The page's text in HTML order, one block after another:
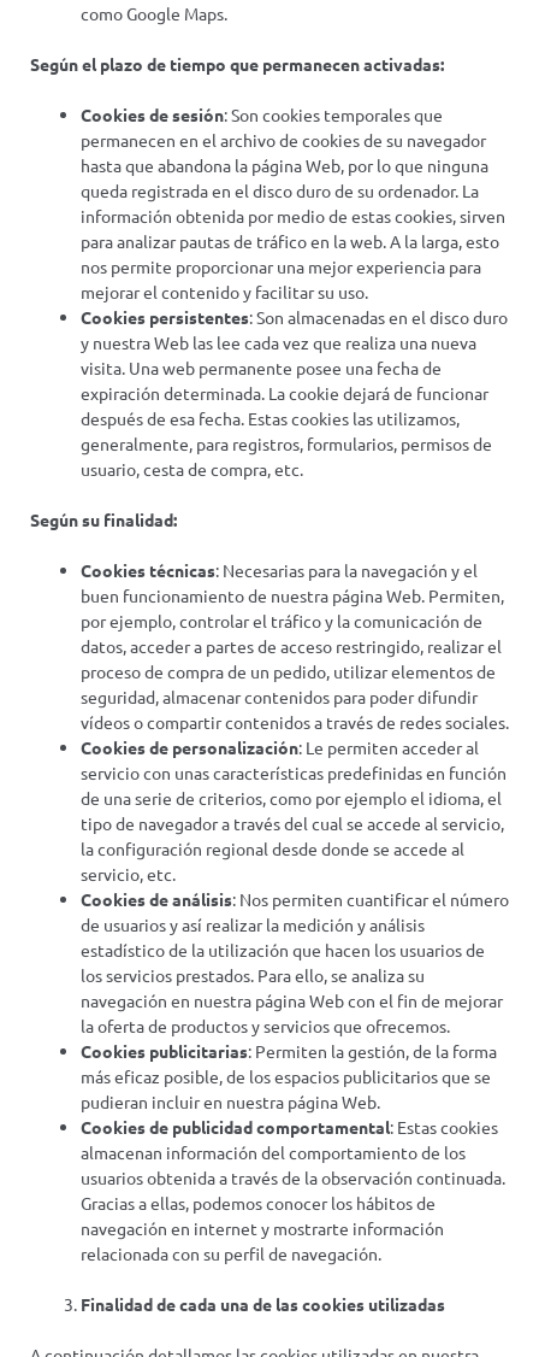
como Google Maps.
Según el plazo de tiempo que permanecen activadas:
Cookies de sesión: Son cookies temporales que
permanecen en el archivo de cookies de su navegador
hasta que abandona la página Web, por lo que ninguna
queda registrada en el disco duro de su ordenador. La
información obtenida por medio de estas cookies, sirven
para analizar pautas de tráfico en la web. A la larga, esto
nos permite proporcionar una mejor experiencia para
mejorar el contenido y facilitar su uso.
Cookies persistentes: Son almacenadas en el disco duro
y nuestra Web las lee cada vez que realiza una nueva
visita. Una web permanente posee una fecha de
expiración determinada. La cookie dejará de funcionar
después de esa fecha. Estas cookies las utilizamos,
generalmente, para registros, formularios, permisos de
usuario, cesta de compra, etc.
Según su finalidad:
Cookies técnicas: Necesarias para la navegación y el
buen funcionamiento de nuestra página Web. Permiten,
por ejemplo, controlar el tráfico y la comunicación de
datos, acceder a partes de acceso restringido, realizar el
proceso de compra de un pedido, utilizar elementos de
seguridad, almacenar contenidos para poder difundir
vídeos o compartir contenidos a través de redes sociales.
Cookies de personalización: Le permiten acceder al
servicio con unas características predefinidas en función
de una serie de criterios, como por ejemplo el idioma, el
tipo de navegador a través del cual se accede al servicio,
la configuración regional desde donde se accede al
servicio, etc.
Cookies de análisis: Nos permiten cuantificar el número
de usuarios y así realizar la medición y análisis
estadístico de la utilización que hacen los usuarios de
los servicios prestados. Para ello, se analiza su
navegación en nuestra página Web con el fin de mejorar
la oferta de productos y servicios que ofrecemos.
Cookies publicitarias: Permiten la gestión, de la forma
más eficaz posible, de los espacios publicitarios que se
pudieran incluir en nuestra página Web.
Cookies de publicidad comportamental: Estas cookies
almacenan información del comportamiento de los
usuarios obtenida a través de la observación continuada.
Gracias a ellas, podemos conocer los hábitos de
navegación en internet y mostrarte información
relacionada con su perfil de navegación.
Finalidad de cada una de las cookies utilizadas